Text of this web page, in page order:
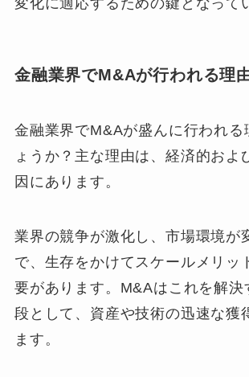
変化に適応するための鍵となって
金融業界でM&Aが行われる理
金融業界でM&Aが盛んに行われる
ょうか？主な理由は、経済的およ
因にあります。
業界の競争が激化し、市場環境が
で、生存をかけてスケールメリッ
要があります。M&Aはこれを解決
段として、資産や技術の迅速な獲
ます。